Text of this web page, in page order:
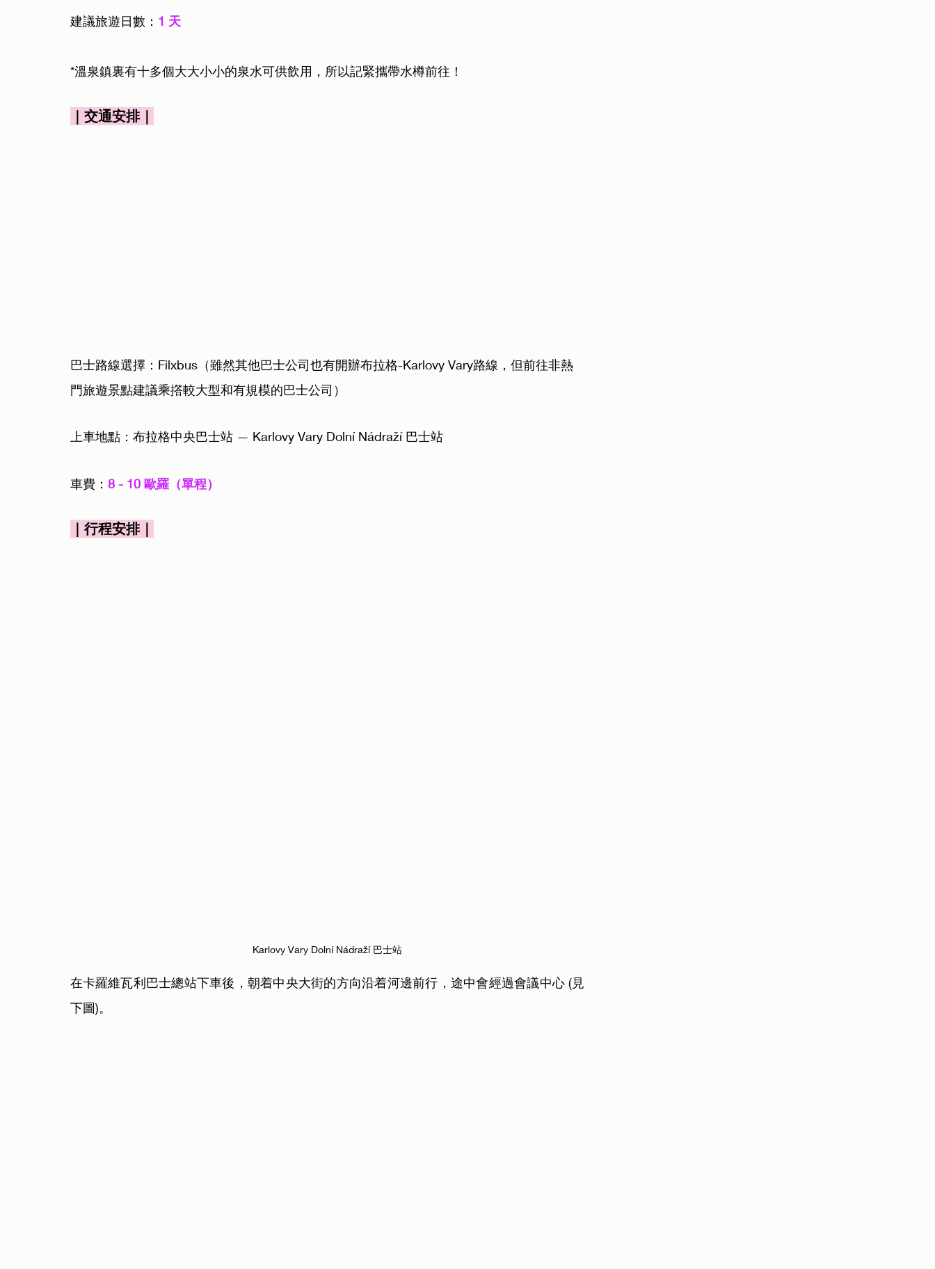
建議旅遊日數： 1 天
*溫泉鎮裏有十多個大大小小的泉水可供飲用，所以記緊攜帶水樽前往！
｜交通安排｜
巴士路線選擇：Filxbus（雖然其他巴士公司也有開辦布拉格-Karlovy Vary路線，但前往非熱
門旅遊景點建議乘撘較大型和有規模的巴士公司）
上車地點：布拉格中央巴士站 — Karlovy Vary Dolní Nádraží 巴士站
車費： 8 - 10 歐羅（單程）
｜行程安排｜
Karlovy Vary Dolní Nádraží 巴士站
在卡羅維瓦利巴士總站下車後，朝着中央大街的方向沿着河邊前行，途中會經過會議中心 (見
下圖)。